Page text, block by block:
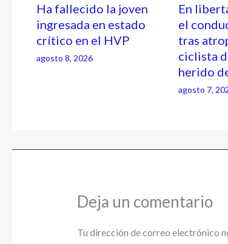
Ha fallecido la joven
ingresada en estado
crítico en el HVP
agosto 8, 2026
En
el
tras
ciclista
herido
agosto 7,
Deja un comentario
Tu dirección de correo electrónico